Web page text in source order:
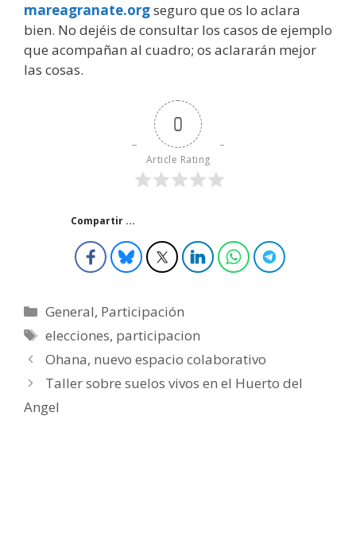
mareagranate.orgseguro que os lo aclara
bien. No dejéis de consultar los casos de ejemplo
que acompañan al cuadro; os aclararán mejor
las cosas.
0
Article Rating
Compartir ...
Categorías
General, Participación
Etiquetas
elecciones, participacion
Ohana, nuevo espacio colaborativo
Taller sobre suelos vivos en el Huerto del
Angel